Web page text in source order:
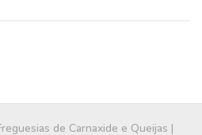
de Carnaxide e Queijas |